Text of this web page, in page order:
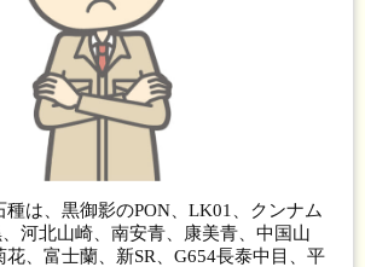
種は、黒御影のPON、LK01、クンナム
河北山崎、南安青、康美青、中国山
、富士蘭、新SR、G654長泰中目、平